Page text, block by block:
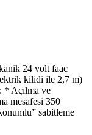
24 volt faac
kilidi ile 2,7 m)
* Açılma ve
mesafesi 350
sabitleme